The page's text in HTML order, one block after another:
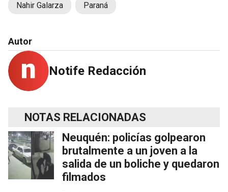
Nahir Galarza Paraná
Autor
Notife Redacción
NOTAS RELACIONADAS
Neuquén: policías golpearon
brutalmente a un joven a la
salida de un boliche y quedaron
filmados